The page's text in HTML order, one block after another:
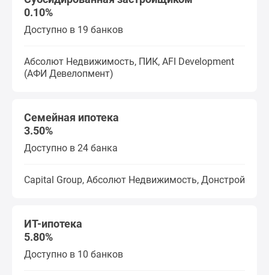
поселки
Коттеджные
поселки
Бизнес-
центры
Коттеджи
акции
0.10%
Доступно в 19 банков
Абсолют Недвижимость, ПИК, AFI Development
(АФИ Девелопмент)
Семейная ипотека
3.50%
Доступно в 24 банка
Capital Group, Абсолют Недвижимость, Донстрой
ИТ-ипотека
5.80%
Доступно в 10 банков